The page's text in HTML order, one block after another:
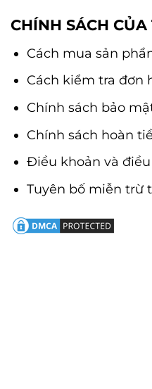
CHÍNH SÁCH CỦA
Cách mua sản
Cách kiểm tra đơn
Chính sách bảo
Chính sách hoàn
Điều khoản và
Tuyên bố miễn trừ